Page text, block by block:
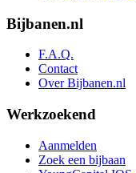
Bijbanen.nl
F.A.Q.
Contact
Over Bijbanen.nl
Werkzoekend
Aanmelden
Zoek een bijbaan